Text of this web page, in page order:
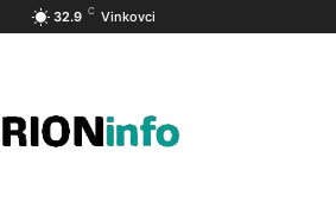
32.9 C Vinkovci